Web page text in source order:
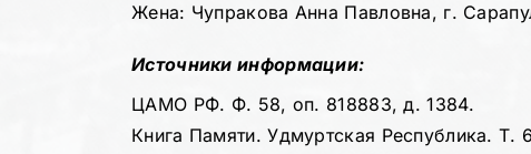
Жена: Чупракова Анна Павловна, г.
Источники информации:
ЦАМО РФ. Ф. 58, оп. 818883, д. 1384.
Книга Памяти. Удмуртская Республика. Т.